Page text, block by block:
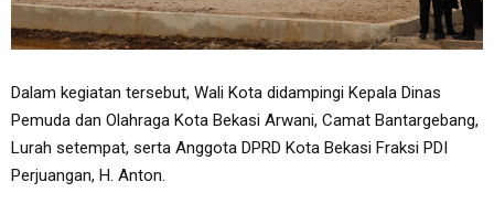
Dalam kegiatan tersebut, Wali Kota didampingi Kepala Dinas
Pemuda dan Olahraga Kota Bekasi Arwani, Camat Bantargebang,
Lurah setempat, serta Anggota DPRD Kota Bekasi Fraksi PDI
Perjuangan, H. Anton.